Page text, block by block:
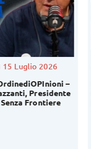
Luglio 2026
–
Presidente
Frontiere